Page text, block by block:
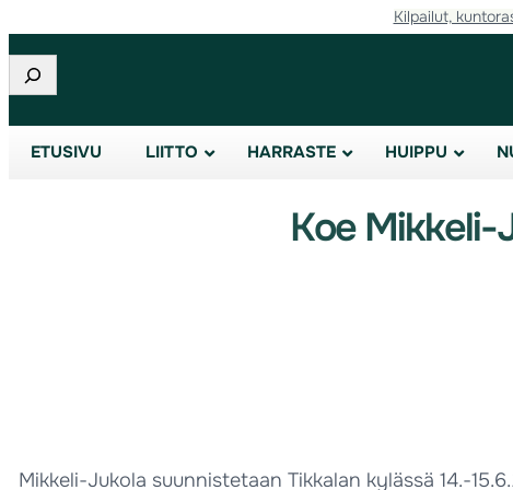
Kilpailut,
Etsi
ETUSIVU LIITTO HARRASTE HUIPPU
Koe Mikkeli-
Mikkeli-Jukola suunnistetaan Tikkalan kylässä 14.-